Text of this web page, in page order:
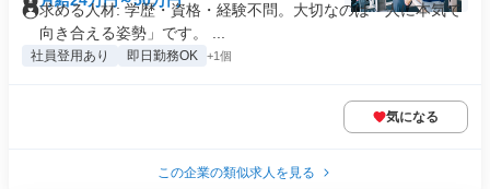
求める人材: 学歴・資格・経験不問。大切なのは「人に本気で
向き合える姿勢」です。 ...
社員登用あり 即日勤務OK +1個
気になる
この企業の類似求人を見る